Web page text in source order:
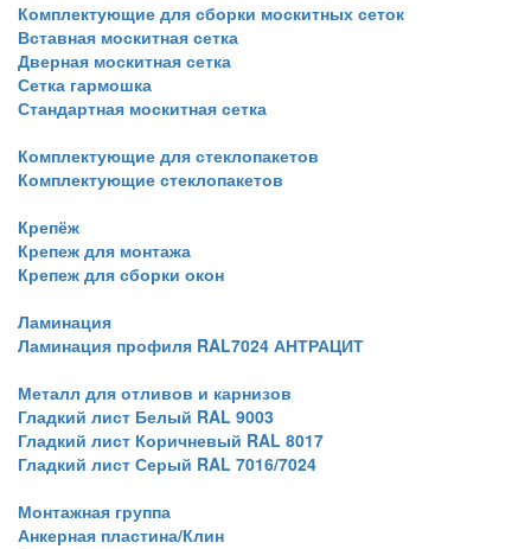
Комплектующие для сборки москитных сеток
Вставная москитная сетка
Дверная москитная сетка
Сетка гармошка
Стандартная москитная сетка
Комплектующие для стеклопакетов
Комплектующие стеклопакетов
Крепёж
Крепеж для монтажа
Крепеж для сборки окон
Ламинация
Ламинация профиля RAL7024 АНТРАЦИТ
Металл для отливов и карнизов
Гладкий лист Белый RAL 9003
Гладкий лист Коричневый RAL 8017
Гладкий лист Серый RAL 7016/7024
Монтажная группа
Анкерная пластина/Клин